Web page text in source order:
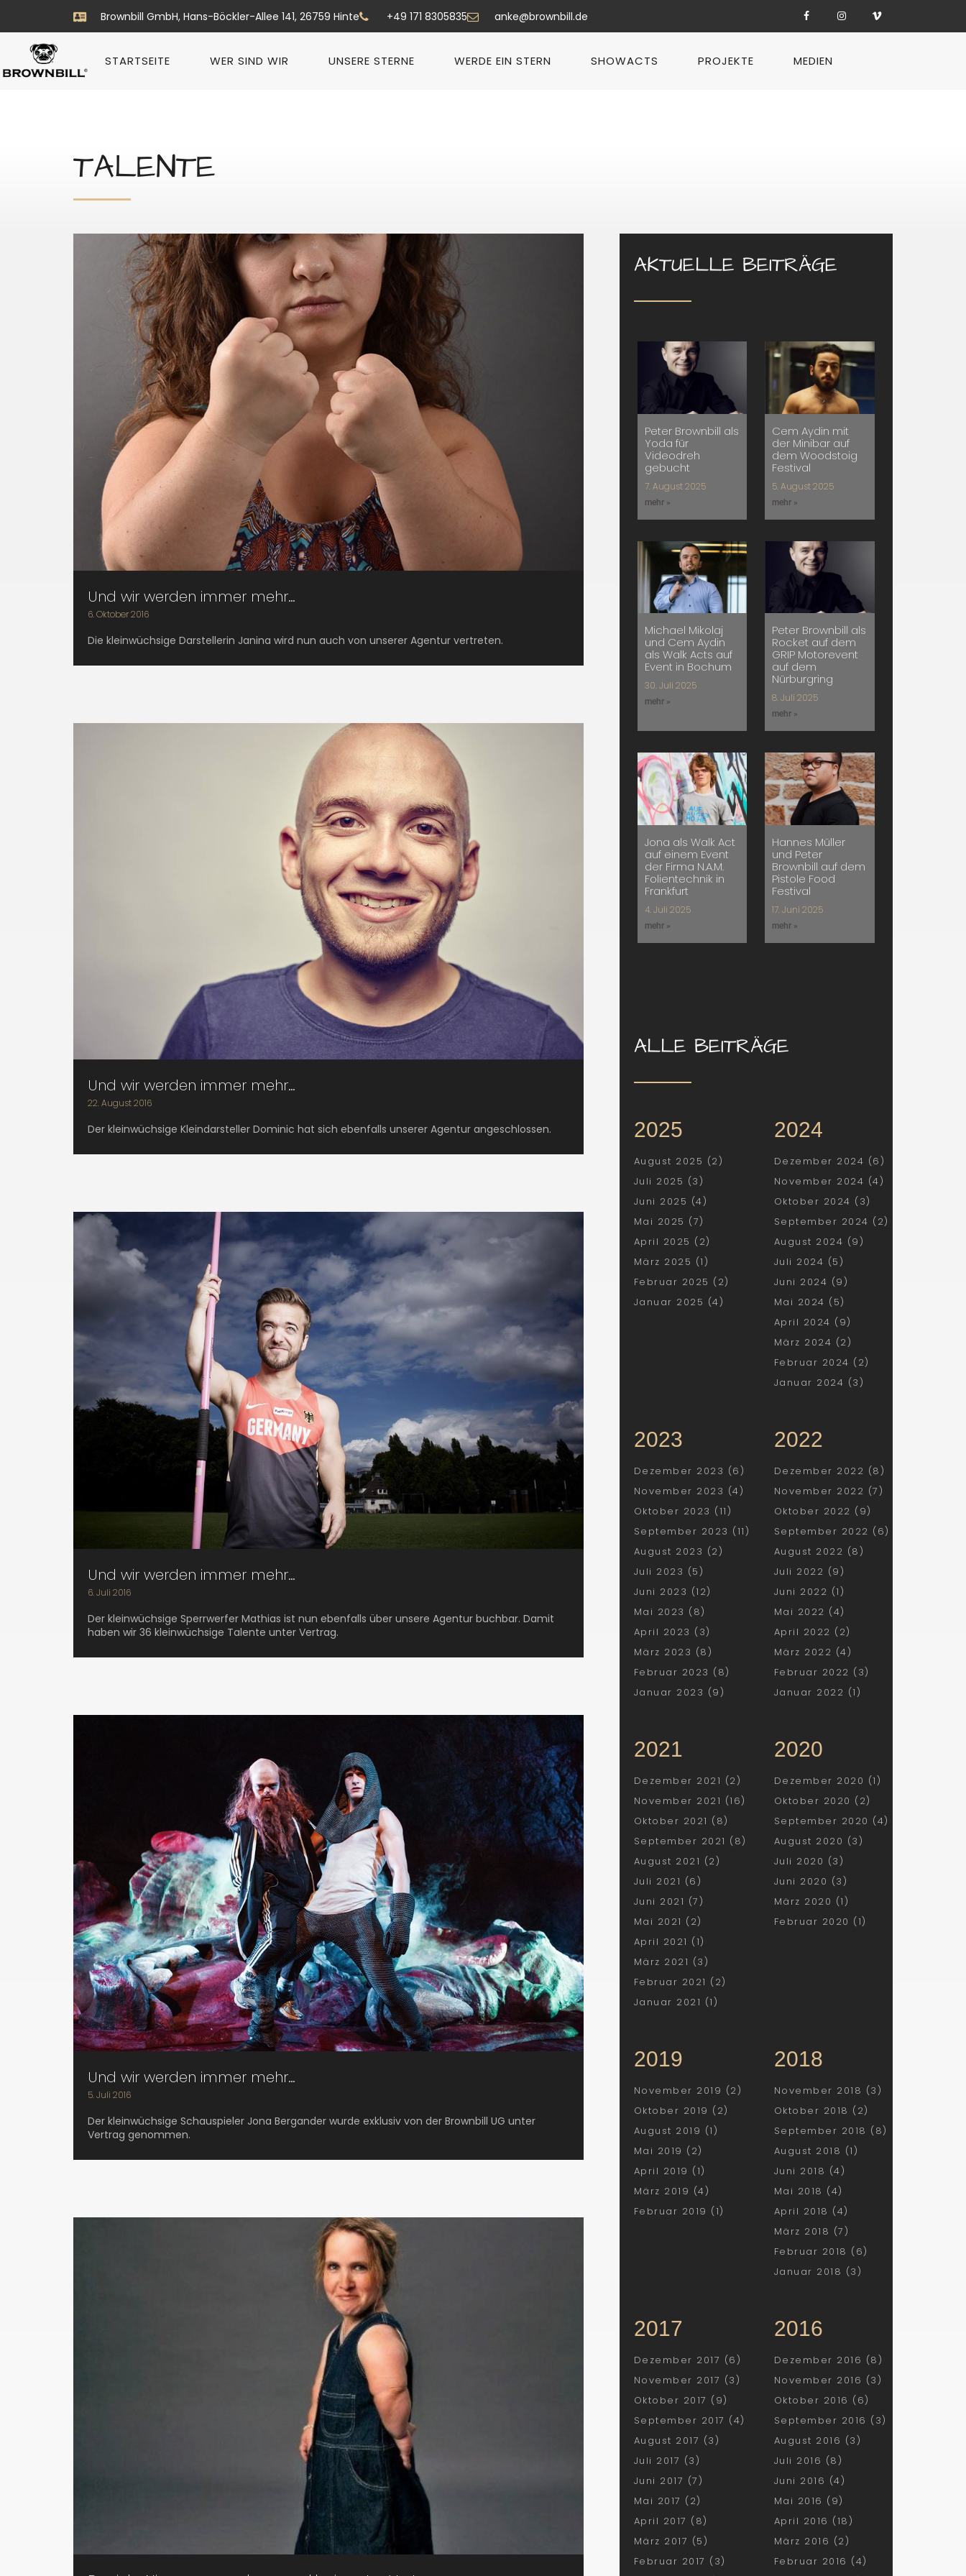
Brownbill GmbH, Hans-Böckler-Allee 141, 26759 Hinte +49 171 8305835 anke@brownbill.de
STARTSEITE WER SIND WIR UNSERE STERNE WERDE EIN STERN SHOWACTS PROJEKTE MEDIEN
TALENTE
Und wir werden immer mehr…
6. Oktober 2016
Die kleinwüchsige Darstellerin Janina wird nun auch von unserer Agentur vertreten.
Und wir werden immer mehr…
22. August 2016
Der kleinwüchsige Kleindarsteller Dominic hat sich ebenfalls unserer Agentur angeschlossen.
Und wir werden immer mehr…
6. Juli 2016
Der kleinwüchsige Sperrwerfer Mathias ist nun ebenfalls über unsere Agentur buchbar. Damit
haben wir 36 kleinwüchsige Talente unter Vertrag.
Und wir werden immer mehr…
5. Juli 2016
Der kleinwüchsige Schauspieler Jona Bergander wurde exklusiv von der Brownbill UG unter
Vertrag genommen.
AKTUELLE BEITRÄGE
Peter Brownbill als
Yoda für
Videodreh
gebucht
7. August 2025
mehr »
Cem Aydin mit
der Minibar auf
dem Woodstoig
Festival
5. August 2025
mehr »
Michael Mikolaj
und Cem Aydin
als Walk Acts auf
Event in Bochum
30. Juli 2025
mehr »
Peter Brownbill als
Rocket auf dem
GRIP Motorevent
auf dem
Nürburgring
8. Juli 2025
mehr »
Jona als Walk Act
auf einem Event
der Firma N.A.M.
Folientechnik in
Frankfurt
4. Juli 2025
mehr »
Hannes Müller
und Peter
Brownbill auf dem
Pistole Food
Festival
17. Juni 2025
mehr »
ALLE BEITRÄGE
2025
August 2025 (2)
Juli 2025 (3)
Juni 2025 (4)
Mai 2025 (7)
April 2025 (2)
März 2025 (1)
Februar 2025 (2)
Januar 2025 (4)
2024
Dezember 2024 (6)
November 2024 (4)
Oktober 2024 (3)
September 2024 (2)
August 2024 (9)
Juli 2024 (5)
Juni 2024 (9)
Mai 2024 (5)
April 2024 (9)
März 2024 (2)
Februar 2024 (2)
Januar 2024 (3)
2023
Dezember 2023 (6)
November 2023 (4)
Oktober 2023 (11)
September 2023 (11)
August 2023 (2)
Juli 2023 (5)
Juni 2023 (12)
Mai 2023 (8)
April 2023 (3)
März 2023 (8)
Februar 2023 (8)
Januar 2023 (9)
2022
Dezember 2022 (8)
November 2022 (7)
Oktober 2022 (9)
September 2022 (6)
August 2022 (8)
Juli 2022 (9)
Juni 2022 (1)
Mai 2022 (4)
April 2022 (2)
März 2022 (4)
Februar 2022 (3)
Januar 2022 (1)
2021
Dezember 2021 (2)
November 2021 (16)
Oktober 2021 (8)
September 2021 (8)
August 2021 (2)
Juli 2021 (6)
Juni 2021 (7)
Mai 2021 (2)
April 2021 (1)
März 2021 (3)
Februar 2021 (2)
Januar 2021 (1)
2020
Dezember 2020 (1)
Oktober 2020 (2)
September 2020 (4)
August 2020 (3)
Juli 2020 (3)
Juni 2020 (3)
März 2020 (1)
Februar 2020 (1)
2019
November 2019 (2)
Oktober 2019 (2)
August 2019 (1)
Mai 2019 (2)
April 2019 (1)
März 2019 (4)
Februar 2019 (1)
2018
November 2018 (3)
Oktober 2018 (2)
September 2018 (8)
August 2018 (1)
Juni 2018 (4)
Mai 2018 (4)
April 2018 (4)
März 2018 (7)
Februar 2018 (6)
Januar 2018 (3)
2017
Dezember 2017 (6)
November 2017 (3)
Oktober 2017 (9)
September 2017 (4)
August 2017 (3)
Juli 2017 (3)
Juni 2017 (7)
Mai 2017 (2)
April 2017 (8)
März 2017 (5)
Februar 2017 (3)
2016
Dezember 2016 (8)
November 2016 (3)
Oktober 2016 (6)
September 2016 (3)
August 2016 (3)
Juli 2016 (8)
Juni 2016 (4)
Mai 2016 (9)
April 2016 (18)
März 2016 (2)
Februar 2016 (4)